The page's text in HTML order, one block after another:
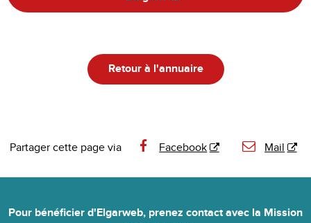
Retour à l'annuaire
Partager cette page via Facebook Mail
Pour bénéficier d'Elgarweb, prenez contact avec la Mission